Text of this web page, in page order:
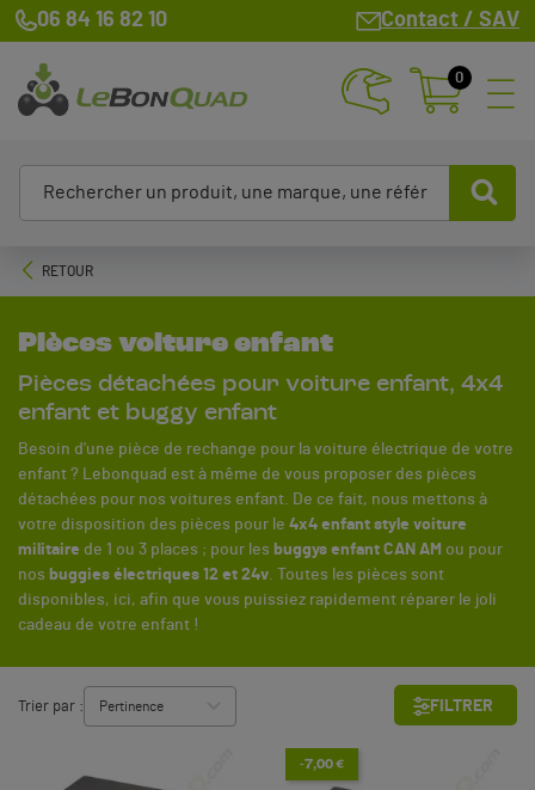
06 84 16 82 10 Contact / SAV
0
RETOUR
Pièces voiture enfant
Pièces détachées pour voiture enfant, 4x4
enfant et buggy enfant
Besoin d'une pièce de rechange pour la voiture électrique de votre
enfant ? Lebonquad est à même de vous proposer des pièces
détachées pour nos voitures enfant. De ce fait, nous mettons à
votre disposition des pièces pour le4x4 enfant style voiture
militaire de 1 ou 3 places ; pour les buggys enfant CAN AM ou pour
nos buggies électriques 12 et 24v. Toutes les pièces sont
disponibles, ici, afin que vous puissiez rapidement réparer le joli
cadeau de votre enfant !
Trier par : FILTRER
-7,00 €